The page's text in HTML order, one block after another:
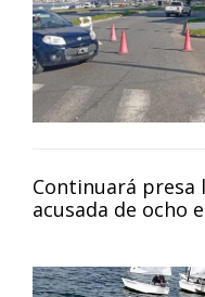
Continuará presa
acusada de ocho